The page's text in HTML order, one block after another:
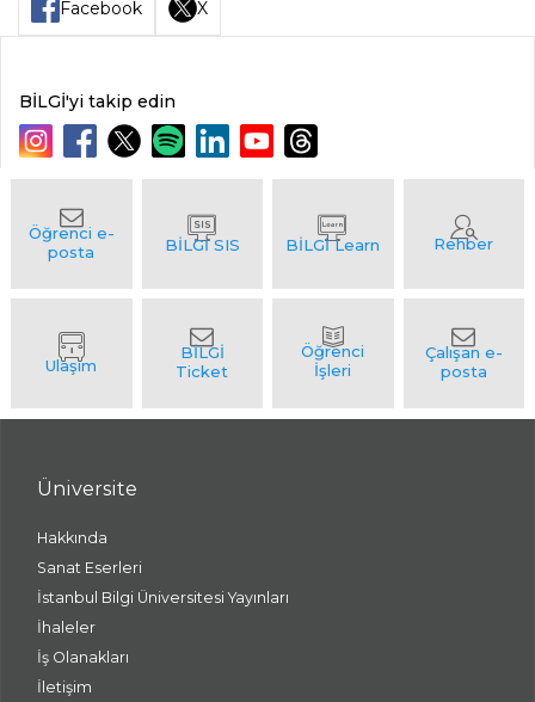
Facebook X
BİLGİ'yi takip edin
Üniversite
Hakkında
Sanat Eserleri
İstanbul Bilgi Üniversitesi Yayınları
İhaleler
İş Olanakları
İletişim